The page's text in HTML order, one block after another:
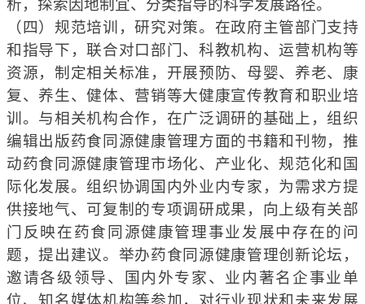
析，探索因地制宜、分类指导的科学发展路径。
（四）规范培训，研究对策。在政府主管部门支持
和指导下，联合对口部门、科教机构、运营机构等
资源，制定相关标准，开展预防、母婴、养老、康
复、养生、健体、营销等大健康宣传教育和职业培
训。与相关机构合作，在广泛调研的基础上，组织
编辑出版药食同源健康管理方面的书籍和刊物，推
动药食同源健康管理市场化、产业化、规范化和国
际化发展。组织协调国内外业内专家，为需求方提
供接地气、可复制的专项调研成果，向上级有关部
门反映在药食同源健康管理事业发展中存在的问
题，提出建议。举办药食同源健康管理创新论坛，
邀请各级领导、国内外专家、业内著名企事业单
位、知名媒体机构等参加，对行业现状和未来发展